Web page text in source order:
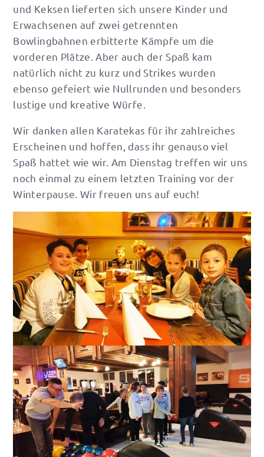
und Keksen lieferten sich unsere Kinder und
Erwachsenen auf zwei getrennten
Bowlingbahnen erbitterte Kämpfe um die
vorderen Plätze. Aber auch der Spaß kam
natürlich nicht zu kurz und Strikes wurden
ebenso gefeiert wie Nullrunden und besonders
lustige und kreative Würfe.
Wir danken allen Karatekas für ihr zahlreiches
Erscheinen und hoffen, dass ihr genauso viel
Spaß hattet wie wir. Am Dienstag treffen wir uns
noch einmal zu einem letzten Training vor der
Winterpause. Wir freuen uns auf euch!